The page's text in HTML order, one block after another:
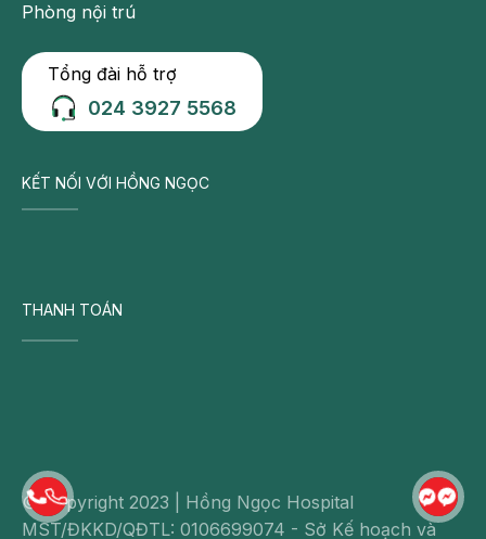
không thể chữa khỏi, do đây là dạng rối loạn không
Tuy nhiên, người bệnh vẫn có thể thích ứng tốt
(trong khả năng IQ) khi được điều trị và can thiệp
tự chăm sóc bản thân và tự kiếm sống, miễn là có
phương án điều hướng thích hợp.
Phòng nội trú
Tổng đài hỗ trợ
024 3927 5568
KẾT NỐI VỚI HỒNG NGỌC
THANH TOÁN
© Copyright 2023 | Hồng Ngọc Hospital
MST/ĐKKD/QĐTL: 0106699074 - Sở Kế hoạch và